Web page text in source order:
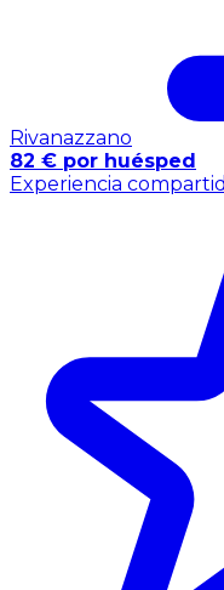
Rivanazzano
82 € por huésped
Experiencia